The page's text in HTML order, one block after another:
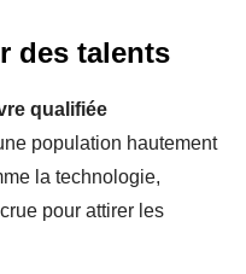
des talents
qualifiée
population hautement
la technologie,
pour attirer les